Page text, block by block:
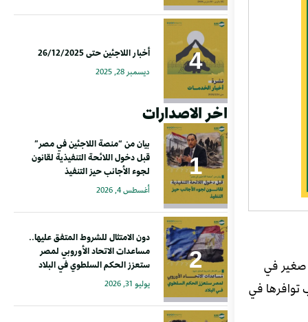
صغير في
توافرها في
أخبار اللاجئين حتى 26/12/2025
ديسمبر 28, 2025
اخر الاصدارات
بيان من “منصة اللاجئين في مصر”
قبل دخول اللائحة التنفيذية لقانون
لجوء الأجانب حيز التنفيذ
أغسطس 4, 2026
دون الامتثال للشروط المتفق عليها..
مساعدات الاتحاد الأوروبي لمصر
ستعزز الحكم السلطوي في البلاد
يوليو 31, 2026